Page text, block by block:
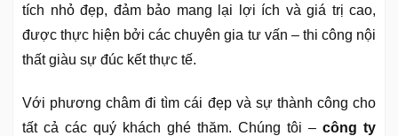
tích nhỏ đẹp, đảm bảo mang lại lợi ích và giá trị cao,
được thực hiện bởi các chuyên gia tư vấn – thi công nội
thất giàu sự đúc kết thực tế.
Với phương châm đi tìm cái đẹp và sự thành công cho
tất cả các quý khách ghé thăm. Chúng tôi – công ty